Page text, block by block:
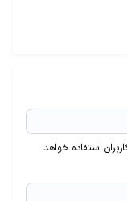
استفاده خواهد